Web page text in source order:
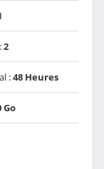
2
:48 Heures
Go